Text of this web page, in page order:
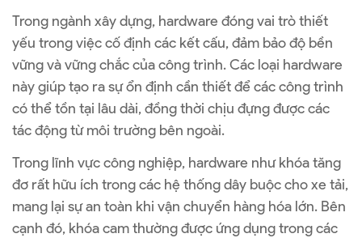
Trong ngành xây dựng, hardware đóng vai trò thiết
yếu trong việc cố định các kết cấu, đảm bảo độ bền
vững và vững chắc của công trình. Các loại hardware
này giúp tạo ra sự ổn định cần thiết để các công trình
có thể tồn tại lâu dài, đồng thời chịu đựng được các
tác động từ môi trường bên ngoài.
Trong lĩnh vực công nghiệp, hardware như khóa tăng
đơ rất hữu ích trong các hệ thống dây buộc cho xe tải,
mang lại sự an toàn khi vận chuyển hàng hóa lớn. Bên
cạnh đó, khóa cam thường được ứng dụng trong các